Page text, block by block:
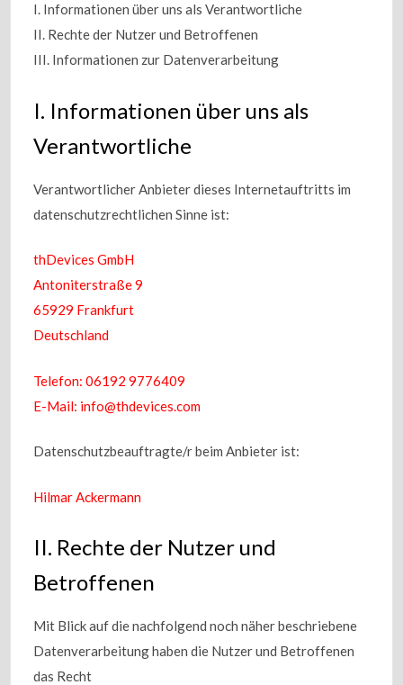
I. Informationen über uns als Verantwortliche
II. Rechte der Nutzer und Betroffenen
III. Informationen zur Datenverarbeitung
I. Informationen über uns als
Verantwortliche
Verantwortlicher Anbieter dieses Internetauftritts im
datenschutzrechtlichen Sinne ist:
thDevices GmbH
Antoniterstraße 9
65929 Frankfurt
Deutschland
Telefon: 06192 9776409
E-Mail: info@thdevices.com
Datenschutzbeauftragte/r beim Anbieter ist:
Hilmar Ackermann
II. Rechte der Nutzer und
Betroffenen
Mit Blick auf die nachfolgend noch näher beschriebene
Datenverarbeitung haben die Nutzer und Betroffenen
das Recht